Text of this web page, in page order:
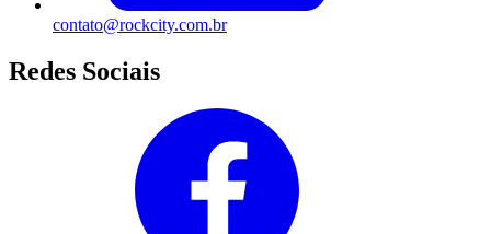
contato@rockcity.com.br
Redes Sociais